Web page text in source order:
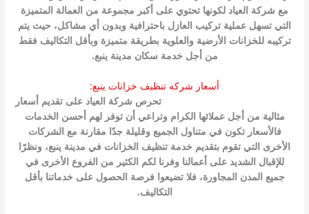
مع شركة العياد لكونها تحتوي على أكبر مجموعة من العمالة المتميزة
التي تسهل عملية تركيب العازل باحترافية وبدون أي مشاكل، حيث يتم
تركيبه للخزانات الأرضية والعلوية بطريقة متميزة وبأقل التكاليف فقط
من أجل خدمة سكان مدينة ينبع.
أسعار شركه تنظيف خزانات ينبع:
تحرص شركة العياد على تقديم أسعار
مثالية من أجل عملائها الكرام وتراعي أن توفر لهم أحسن الخدمات
فالأسعار تكون في متناول الجميع وقليلة جدًا مقارنة مع الشركات
الأخرى التي تقوم بتقديم خدمة تنظيف الخزانات في مدينة ينبع، ونظرًا
للإقبال الشديد على أعمالنا وفرنا لكم الكثير من الفروع الأخرى في
جميع المدن المجاورة، فلا تضيعوا فرصة الحصول على خدماتنا بأقل
التكاليف.